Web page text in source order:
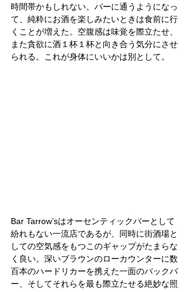
時間帯かもしれない。バーに通うようになっ
て、純粋にお酒を楽しみたいときは食前に行
くことが増えた。空腹感は味覚を際立たせ、
また貪欲に酒１杯１杯と向き合う気分にさせ
られる。これが身体にいいかは別として。
Bar Tarrow’sはオーセンティックバーとして
紛れもない一流店であるが、同時に街酒場と
しての空気感をもつこのギャップがたまらな
く良い。深いブラウンのローカウンターに数
百本のハードリカーを携えた一面のバックバ
ー、そしてそれらを最も際立たせる絶妙な照